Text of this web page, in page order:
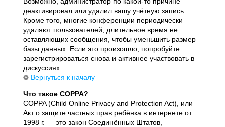
деактивировал или удалил вашу учётную запись.
Кроме того, многие конференции периодически
удаляют пользователей, длительное время не
оставляющих сообщения, чтобы уменьшить размер
базы данных. Если это произошло, попробуйте
зарегистрироваться снова и активнее участвовать в
дискуссиях.
Вернуться к началу
Что такое COPPA?
COPPA (Child Online Privacy and Protection Act), или
Акт о защите частных прав ребёнка в интернете от
1998 г. — это закон Соединённых Штатов,